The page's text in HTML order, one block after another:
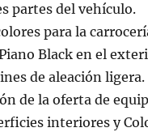
partes del vehículo.
para la
Black en el
de aleación ligera.
de la oferta de
interiores y